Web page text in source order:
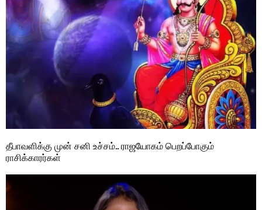
தீபாவளிக்கு முன் சனி உச்சம்.. ராஜயோகம் பெறப்போகும்
ராசிக்காரர்கள்